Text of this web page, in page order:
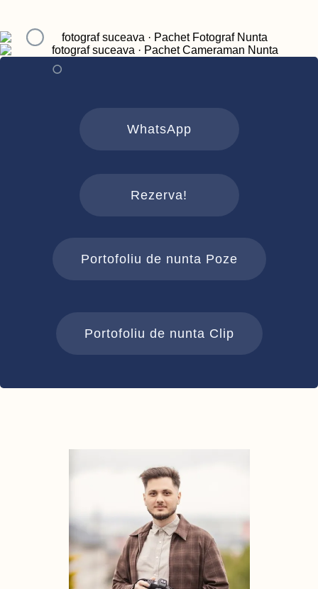
WhatsApp
Rezerva!
Portofoliu de nunta Poze
Portofoliu de nunta Clip